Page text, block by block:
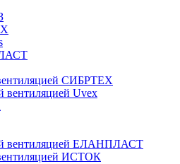
СИБРТЕХ
вентиляцией Uvex
вентиляцией ЕЛАНПЛАСТ
ИСТОК